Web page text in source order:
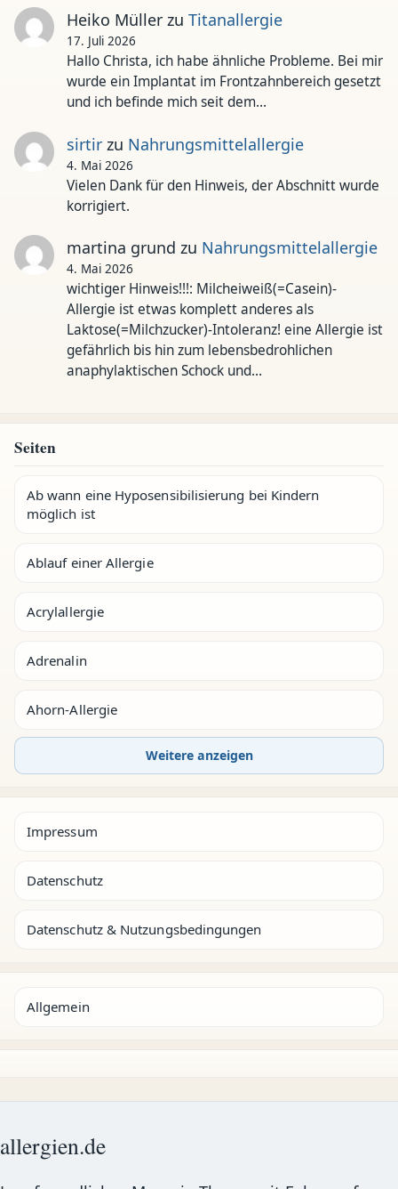
Heiko Müllerzu Titanallergie
17. Juli 2026
Hallo Christa, ich habe ähnliche Probleme. Bei mir
wurde ein Implantat im Frontzahnbereich gesetzt
und ich befinde mich seit dem…
sirtirzu Nahrungsmittelallergie
4. Mai 2026
Vielen Dank für den Hinweis, der Abschnitt wurde
korrigiert.
martina grund zu Nahrungsmittelallergie
4. Mai 2026
wichtiger Hinweis!!!: Milcheiweiß(=Casein)-
Allergie ist etwas komplett anderes als
Laktose(=Milchzucker)-Intoleranz! eine Allergie ist
gefährlich bis hin zum lebensbedrohlichen
anaphylaktischen Schock und…
Seiten
Ab wann eine Hyposensibilisierung bei Kindern
möglich ist
Ablauf einer Allergie
Acrylallergie
Adrenalin
Ahorn-Allergie
Weitere anzeigen
Impressum
Datenschutz
Datenschutz & Nutzungsbedingungen
Allgemein
allergien.de